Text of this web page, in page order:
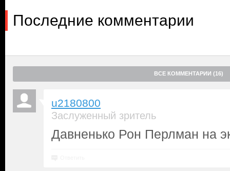
Последние комментарии
ВСЕ КОММЕНТАРИИ (16)
u2180800
Заслуженный зритель
Давненько Рон Перлман на